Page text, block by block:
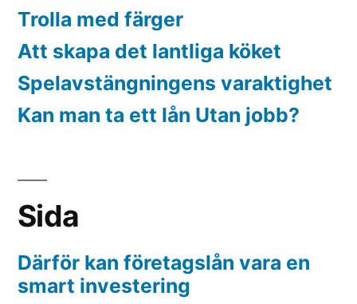
Trolla med färger
Att skapa det lantliga köket
Spelavstängningens varaktighet
Kan man ta ett lån Utan jobb?
Sida
Därför kan företagslån vara en
smart investering